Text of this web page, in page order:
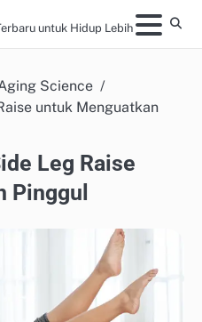
untuk Hidup Lebih
Science
untuk Menguatkan
Leg Raise
Pinggul